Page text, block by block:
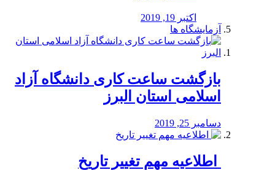
اکتبر 19, 2019
آزمایشگاه ها
بازگشت ساعت کاری دانشگاه آزاد
اسلامی استان البرز
دسامبر 25, 2019
️ اطلاعیه مهم تغییر تاریخ